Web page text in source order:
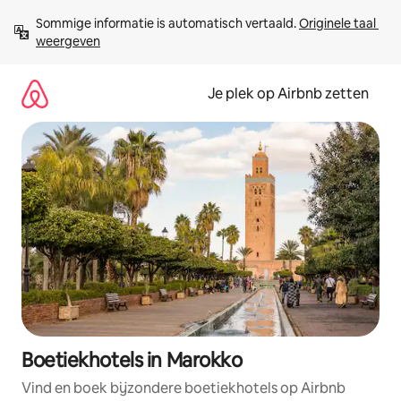
direct
naar
Sommige informatie is automatisch vertaald. Originele taal
weergeven
Je plek op Airbnb zetten
Boetiekhotels in Marokko
Vind en boek bijzondere boetiekhotels op Airbnb